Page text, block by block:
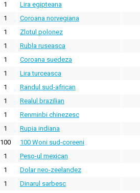
1 Lira egipteana
1 Coroana norvegiana
1 Zlotul polonez
1 Rubla ruseasca
1 Coroana suedeza
1 Lira turceasca
1 Randul sud-african
1 Realul brazilian
1 Renminbi chinezesc
1 Rupia indiana
100 100 Woni sud-coreeni
1 Peso-ul mexican
1 Dolar neo-zeelandez
1 Dinarul sarbesc